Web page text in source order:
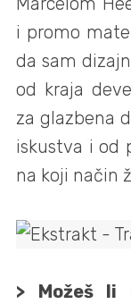
i promo
da sam
od kraja
za glazbena
iskustva i od
na koji način
> Možeš li